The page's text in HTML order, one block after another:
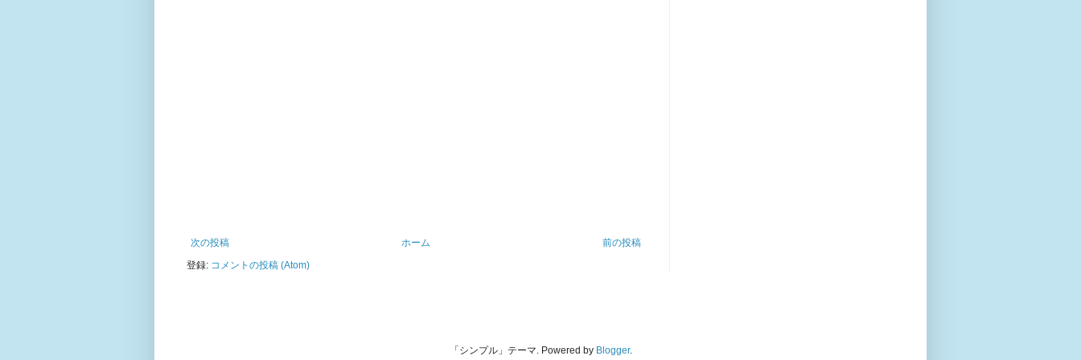
次の投稿 前の投稿
ホーム
登録: コメントの投稿 (Atom)
「シンプル」テーマ. Powered by Blogger.